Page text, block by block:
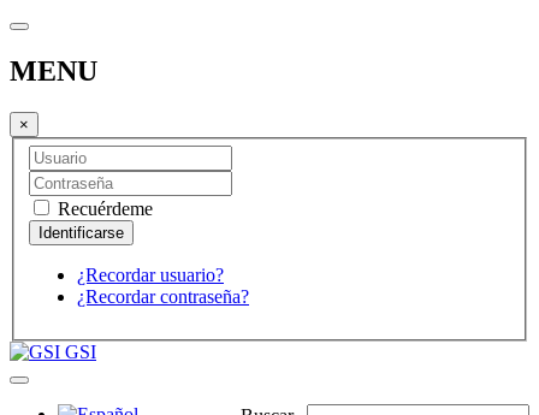
MENU
×
Recuérdeme
¿Recordar usuario?
¿Recordar contraseña?
GSI